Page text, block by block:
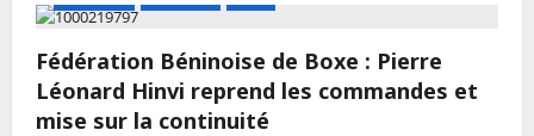
Fédération Béninoise de Boxe : Pierre
Léonard Hinvi reprend les commandes et
mise sur la continuité